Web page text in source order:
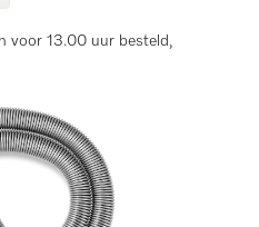
voor 13.00 uur besteld,